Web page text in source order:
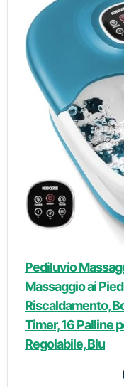
Pediluvio
Massaggio ai
Riscaldamento,
Timer, 16 Palline
Regolabile, Blu